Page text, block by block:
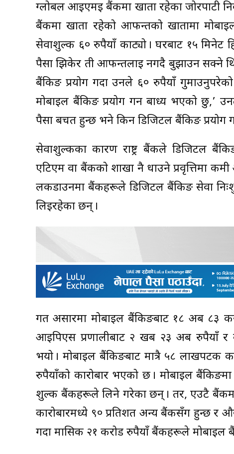
ग्लोबल आइएमई बैंकमा खाता रहेका जोरपाटी
बैंकमा खाता रहेको आफन्तको खातामा
सेवाशुल्क ६० रुपैयाँ काट्यो । घरबाट १५
पैसा झिकेर ती आफन्तलाई नगदै बुझाउन सक्ने
बैंकिङ प्रयोग गर्दा उनले ६० रुपैयाँ गुमाउनुपरेको
मोबाइल बैंकिङ प्रयोग गर्न बाध्य भएको छु,’
पैसा बचत हुन्छ भने किन डिजिटल बैंकिङ प्रयोग
सेवाशुल्कका कारण राष्ट्र बैंकले डिजिटल
एटिएम वा बैंकको शाखा नै धाउने प्रवृत्तिमा
लकडाउनमा बैंकहरूले डिजिटल बैंकिङ सेवा
लिइरहेका छन् ।
गत असारमा मोबाइल बैंकिङबाट १८ अर्ब ८३
आइपिएस प्रणालीबाट २ खर्ब २३ अर्ब रुपैयाँ र
भयो । मोबाइल बैंकिङबाट मात्रै ५८ लाखपटक
रुपैयाँको कारोबार भएको छ । मोबाइल
शुल्क बैंकहरूले लिने गरेका छन् । तर, एउटै
कारोबारमध्ये ९० प्रतिशत अन्य बैंकसँग हुन्छ र
गर्दा मासिक २१ करोड रुपैयाँ बैंकहरूले मोबाइल